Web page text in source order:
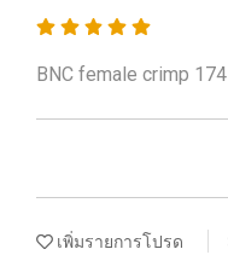
BNC female crimp 174
เพิ่มรายการโปรด